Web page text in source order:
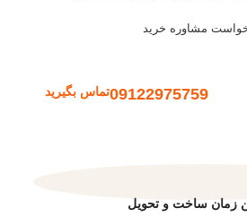
مشاوره خرید
09122975759تماس بگیرید
زمان ساخت و تحویل